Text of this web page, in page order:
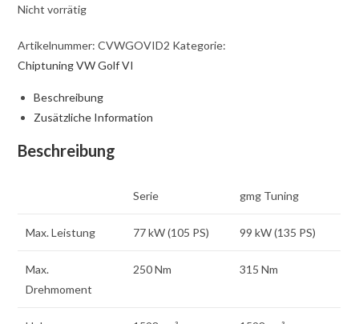
Nicht vorrätig
Artikelnummer:CVWGOVID2 Kategorie:
Chiptuning VW Golf VI
Beschreibung
Zusätzliche Information
Beschreibung
Serie gmg Tuning
Max. Leistung 77 kW (105 PS) 99 kW (135 PS)
Max.
Drehmoment
250 Nm 315 Nm